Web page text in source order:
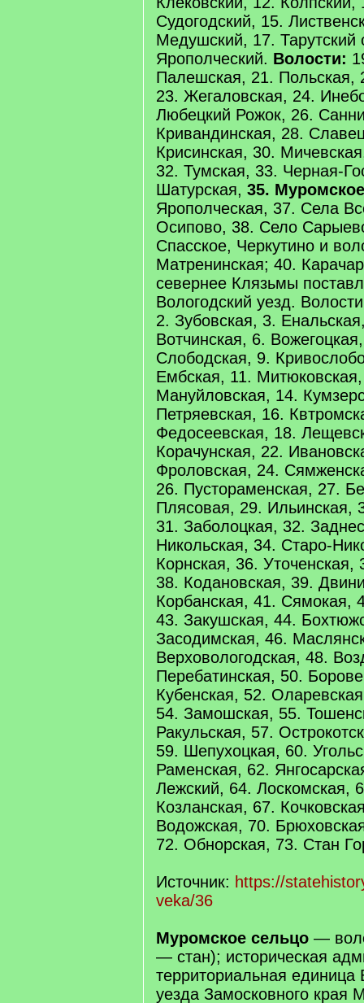
Судогодский, 15.
Медушский, 17. Тарутский
Ярополческий. Волости:
Палешская, 21. Польская,
23. Жегаловская, 24.
Любецкий Рожок, 26.
Кривандинская, 28.
Крисинская, 30.
32. Тумская, 33. Черная-
Шатурская, 35.
Ярополческая, 37. Села
Осипово, 38. Село
Спасское, Черкутино и
Матренинская; 40.
севернее Клязьмы
Вологодский уезд.
2. Зубовская, 3.
Вотчинская, 6.
Слободская, 9.
Ембская, 11.
Мануйловская, 14.
Петряевская, 16.
Федосеевская, 18.
Корачунская, 22.
Фроловская, 24.
26. Пустораменская, 27.
Плясовая, 29. Ильинская,
31. Заболоцкая, 32.
Никольская, 34. Старо-
Корнская, 36. Уточенская,
38. Кодановская, 39.
Корбанская, 41. Сямокая,
43. Закушская, 44.
Засодимская, 46.
Верховологодская, 48.
Перебатинская, 50.
Кубенская, 52.
54. Замошская, 55.
Ракульская, 57.
59. Шепухоцкая, 60.
Раменская, 62.
Лежский, 64. Лоскомская,
Козланская, 67.
Водожская, 70.
72. Обнорская, 73. Стан
Источник: https://
veka/36
Муромское сельцо —
— стан); историческая
территориальная единица
уезда Замосковного края